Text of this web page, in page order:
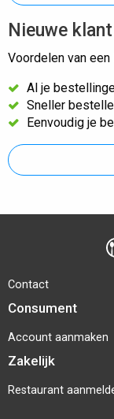
Nieuwe klant
Voordelen van
Al je
Sneller
Eenvoudig je
Contact
Consument
Account aanmaken
Zakelijk
Restaurant